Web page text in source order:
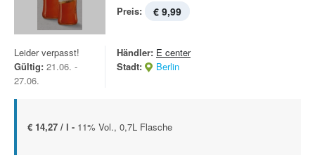
Preis: € 9,99
Leider verpasst!
Gültig: 21.06. -
27.06.
Händler: E center
Stadt:
Berlin
€ 14,27 / l - 11% Vol., 0,7L Flasche